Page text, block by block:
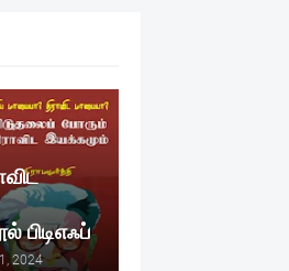
பிடிஎஃப்
2024